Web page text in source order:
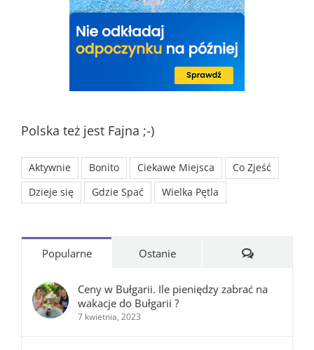
Polska też jest Fajna ;-)
Aktywnie Bonito Ciekawe Miejsca
Co Zjeść
Dzieje się
Gdzie Spać Wielka Pętla
Popularne Ostanie Komentarze
Ceny w Bułgarii. Ile pieniędzy zabrać na
wakacje do Bułgarii ?
7 kwietnia, 2023